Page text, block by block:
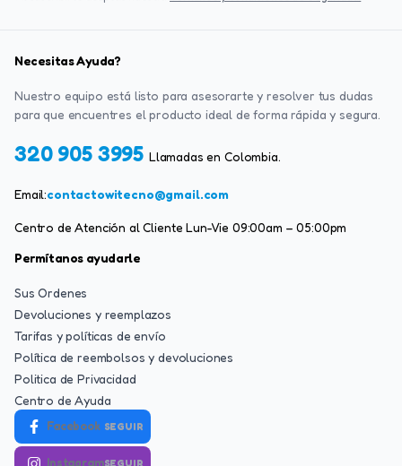
Necesitas Ayuda?
Nuestro equipo está listo para asesorarte y resolver tus dudas
para que encuentres el producto ideal de forma rápida y segura.
320 905 3995 Llamadas en Colombia.
Email:contactowitecno@gmail.com
Centro de Atención al Cliente Lun-Vie 09:00am – 05:00pm
Permítanos ayudarle
Sus Ordenes
Devoluciones y reemplazos
Tarifas y políticas de envío
Política de reembolsos y devoluciones
Politica de Privacidad
Centro de Ayuda
Facebook SEGUIR
InstagramSEGUIR